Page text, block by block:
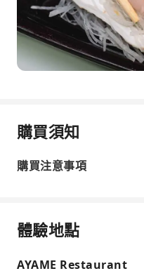
購買須知
購買注意事項
體驗地點
AYAME Restaurant